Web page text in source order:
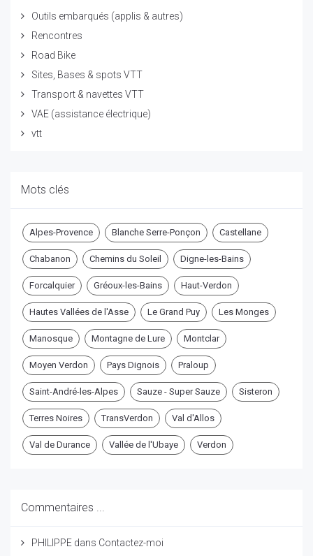
Outils embarqués (applis & autres)
Rencontres
Road Bike
Sites, Bases & spots VTT
Transport & navettes VTT
VAE (assistance électrique)
vtt
Mots clés
Alpes-Provence Blanche Serre-Ponçon Castellane
Chabanon Chemins du Soleil Digne-les-Bains
Forcalquier Gréoux-les-Bains Haut-Verdon
Hautes Vallées de l'Asse Le Grand Puy Les Monges
Manosque Montagne de Lure Montclar
Moyen Verdon Pays Dignois Praloup
Saint-André-les-Alpes Sauze - Super Sauze Sisteron
Terres Noires TransVerdon Val d'Allos
Val de Durance Vallée de l'Ubaye Verdon
Commentaires ...
PHILIPPE dans Contactez-moi